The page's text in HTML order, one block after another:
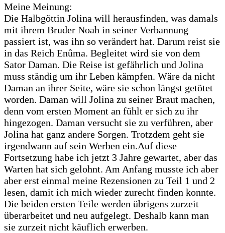
Meine Meinung:
Die Halbgöttin Jolina will herausfinden, was damals
mit ihrem Bruder Noah in seiner Verbannung
passiert ist, was ihn so verändert hat. Darum reist sie
in das Reich Enûma. Begleitet wird sie von dem
Sator Daman. Die Reise ist gefährlich und Jolina
muss ständig um ihr Leben kämpfen. Wäre da nicht
Daman an ihrer Seite, wäre sie schon längst getötet
worden. Daman will Jolina zu seiner Braut machen,
denn vom ersten Moment an fühlt er sich zu ihr
hingezogen. Daman versucht sie zu verführen, aber
Jolina hat ganz andere Sorgen. Trotzdem geht sie
irgendwann auf sein Werben ein.Auf diese
Fortsetzung habe ich jetzt 3 Jahre gewartet, aber das
Warten hat sich gelohnt. Am Anfang musste ich aber
aber erst einmal meine Rezensionen zu Teil 1 und 2
lesen, damit ich mich wieder zurecht finden konnte.
Die beiden ersten Teile werden übrigens zurzeit
überarbeitet und neu aufgelegt. Deshalb kann man
sie zurzeit nicht käuflich erwerben.